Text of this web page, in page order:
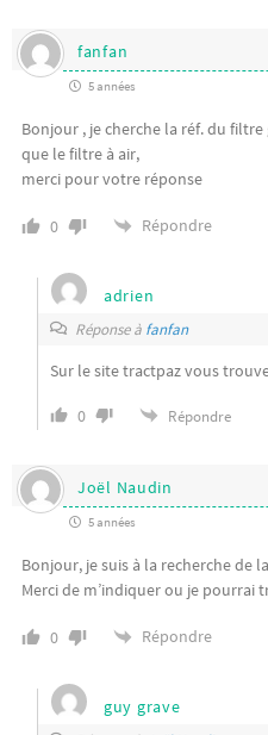
fanfan
5 années
Bonjour , je cherche la réf. du
que le filtre à air,
merci pour votre réponse
0 Répondre
adrien
Réponse à fanfan
Sur le site tractpaz vous
0 Répondre
Joël Naudin
5 années
Bonjour, je suis à la recherche de
Merci de m’indiquer ou je pourrai
0 Répondre
guy grave